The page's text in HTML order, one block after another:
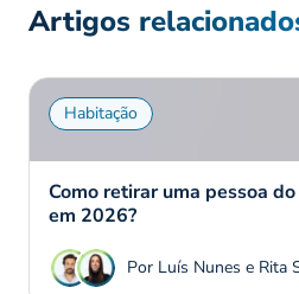
Artigos
Habitação
Como retirar uma pessoa
em 2026?
Por Luís Nunes e Rita